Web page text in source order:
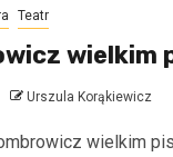
Teatr
wielkim
Urszula Korąkiewicz
wielkim